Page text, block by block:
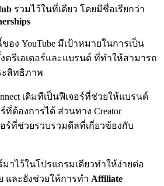
รวมไว้ในที่เดียว โดยมีชื่อเรียกว่า
ง YouTube มีเป้าหมายในการเป็น
ครีเอเตอร์และแบรนด์ ที่ทำให้สามารถ
ะสิทธิภาพ
เดิมทีเป็นฟีเจอร์ที่ช่วยให้แบรนด์
ที่ต้องการได้ ส่วนทาง Creator
อร์ที่ช่วยรวบรวมดีลที่เกี่ยวข้องกับ
มาไว้ในโปรแกรมเดียวทำให้ง่ายต่อ
และยังช่วยให้การทำ Affiliate